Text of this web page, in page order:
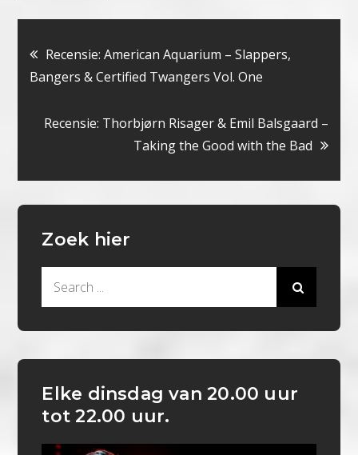
Bericht
navigatie
Recensie: American Aquarium – Slappers,
Bangers & Certified Twangers Vol. One
Recensie: Thorbjørn Risager & Emil Balsgaard –
Taking the Good with the Bad
Zoek hier
Elke dinsdag van 20.00 uur
tot 22.00 uur.